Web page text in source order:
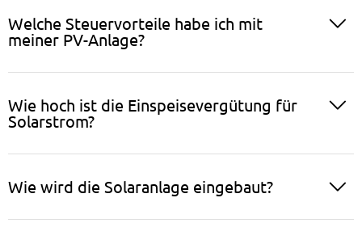
Welche Steuervorteile habe ich mit
meiner PV-Anlage?
Wie hoch ist die Einspeisevergütung für
Solarstrom?
Wie wird die Solaranlage eingebaut?